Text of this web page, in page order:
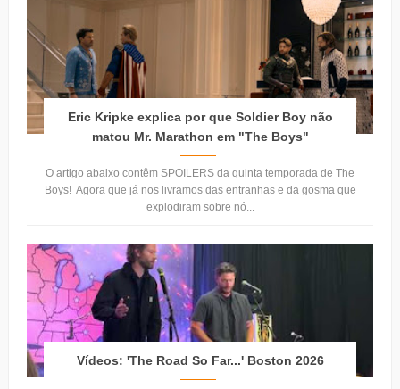
Eric Kripke explica por que Soldier Boy não
matou Mr. Marathon em "The Boys"
O artigo abaixo contêm SPOILERS da quinta temporada de The
Boys! Agora que já nos livramos das entranhas e da gosma que
explodiram sobre nó...
Vídeos: 'The Road So Far...' Boston 2026